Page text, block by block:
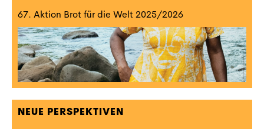
67. Aktion Brot für die Welt 2025/2026
NEUE PERSPEKTIVEN